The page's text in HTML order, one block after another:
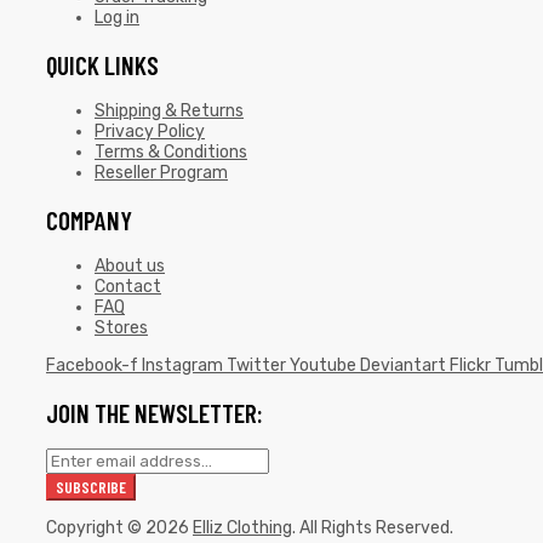
Log in
QUICK LINKS
Shipping & Returns
Privacy Policy
Terms & Conditions
Reseller Program
COMPANY
About us
Contact
FAQ
Stores
Facebook-f Instagram TwitterYoutube Deviantart Flickr
JOIN THE NEWSLETTER:
Copyright © 2026 Elliz Clothing. All Rights Reserved.